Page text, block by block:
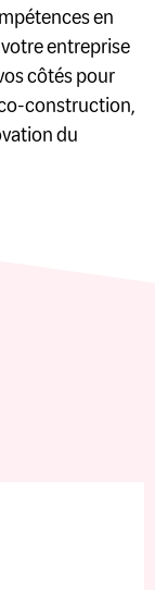
en
entreprise
côtés pour
construction,
du